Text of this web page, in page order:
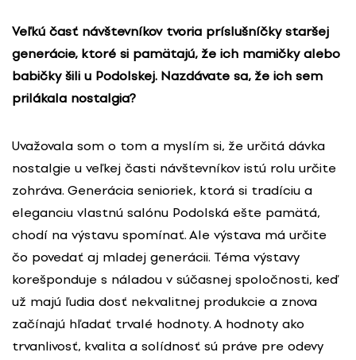
Veľkú časť návštevníkov tvoria príslušníčky staršej
generácie, ktoré si pamätajú, že ich mamičky alebo
babičky šili u Podolskej. Nazdávate sa, že ich sem
prilákala nostalgia?
Uvažovala som o tom a myslím si, že určitá dávka
nostalgie u veľkej časti návštevníkov istú rolu určite
zohráva. Generácia senioriek, ktorá si tradíciu a
eleganciu vlastnú salónu Podolská ešte pamätá,
chodí na výstavu spomínať. Ale výstava má určite
čo povedať aj mladej generácii. Téma výstavy
korešponduje s náladou v súčasnej spoločnosti, keď
už majú ľudia dosť nekvalitnej produkcie a znova
začínajú hľadať trvalé hodnoty. A hodnoty ako
trvanlivosť, kvalita a solídnosť sú práve pre odevy